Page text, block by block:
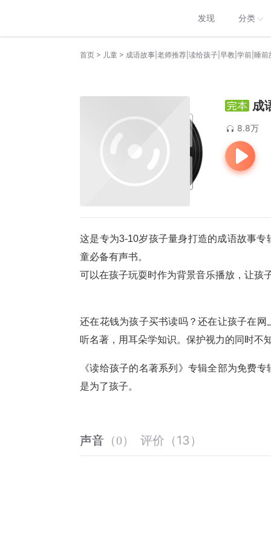
发现 分类
首页 > 儿童 > 成语故事|老师推荐|读给孩子|早教|学前|睡前
成
8.8万
这是专为3-10岁孩子量身打造的成语故事
童必备有声书。
可以在孩子玩耍时作为背景音乐播放，让孩
还在花钱为孩子买书读吗？还在让孩子在
听名著，用耳朵学知识。保护视力的同时不
《读给孩子的名著系列》专辑全部为免费
是为了孩子。
声音 （0） 评价 （13 ）